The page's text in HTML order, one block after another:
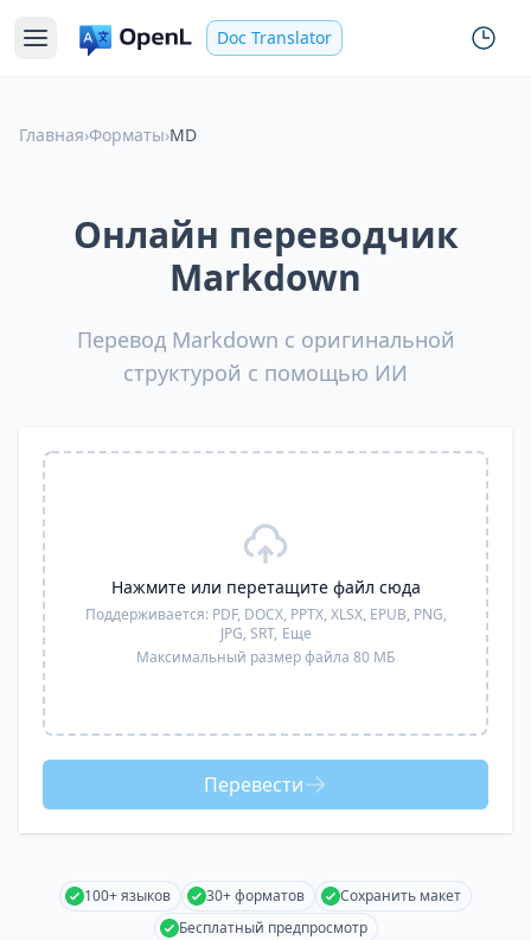
Doc Translator
Главная›Форматы›MD
Онлайн переводчик
Markdown
Перевод Markdown с оригинальной
структурой с помощью ИИ
Нажмите или перетащите файл сюда
Поддерживается: PDF, DOCX, PPTX, XLSX, EPUB, PNG,
JPG, SRT, Еще
Максимальный размер файла 80 МБ
Перевести
100+ языков 30+ форматов
Сохранить макет
Бесплатный предпросмотр